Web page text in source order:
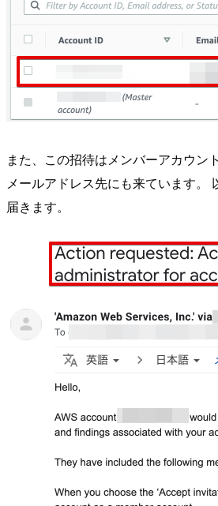
また、この招待はメンバーアカウン
メールアドレス先にも来ています。
届きます。